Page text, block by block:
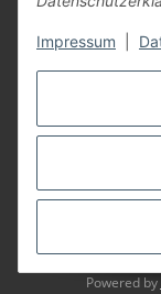
Impressum
* Alle Preise zzgl.
Powered by